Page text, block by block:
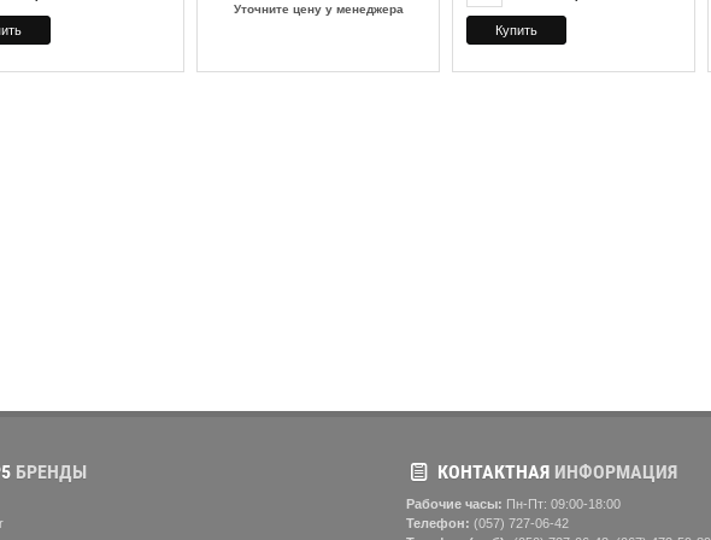
Уточните цену у менеджера
БРЕНДЫ КОНТАКТНАЯИНФОРМАЦИЯ
Рабочие часы: Пн-Пт: 09:00-18:00
Телефон: (057) ‎727-06-42